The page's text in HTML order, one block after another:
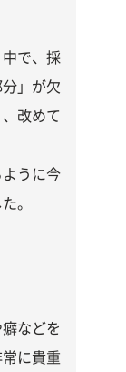
で、採
」が欠
改めて
うに今
。
などを
に貴重